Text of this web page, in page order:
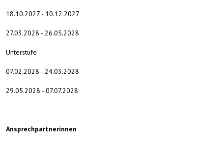
18.10.2027 - 10.12.2027
27.03.2028 - 26.05.2028
Unterstufe
07.02.2028 - 24.03.2028
29.05.2028 - 07.07.2028
Ansprechpartnerinnen